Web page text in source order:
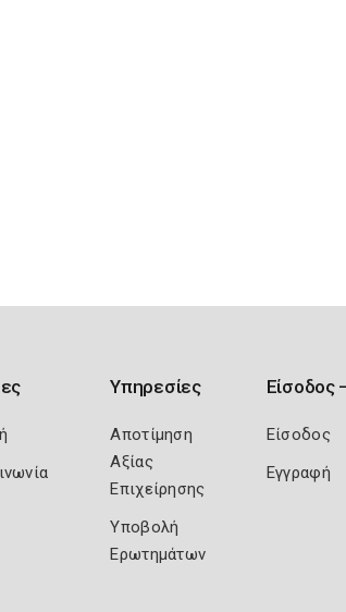
Υπηρεσίες
Αποτίμηση
Αξίας
Επιχείρησης
Υποβολή
Ερωτημάτων
Είσοδος
Είσοδος
Εγγραφή